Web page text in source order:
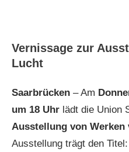
Vernissage zur
Lucht
Saarbrücken – Am
um 18 Uhr lädt die Union
Ausstellung von
Ausstellung trägt den